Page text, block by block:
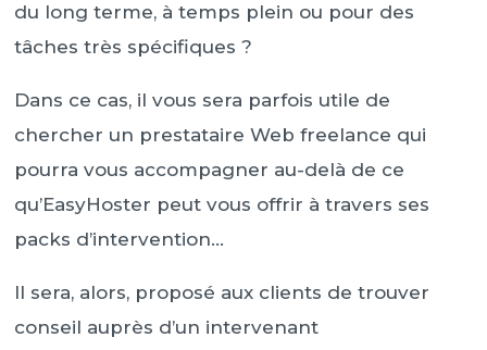
du long terme, à temps plein ou pour des
tâches très spécifiques ?
Dans ce cas, il vous sera parfois utile de
chercher un prestataire Web freelance qui
pourra vous accompagner au-delà de ce
qu’EasyHoster peut vous offrir à travers ses
packs d’intervention…
Il sera, alors, proposé aux clients de trouver
conseil auprès d’un intervenant